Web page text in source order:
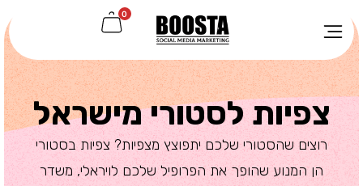
0
צפיות לסטורי מישראל
רוצים שהסטורי שלכם יתפוצץ מצפיות? צפיות בסטורי
הן המנוע שהופך את הפרופיל שלכם לויראלי, משדר